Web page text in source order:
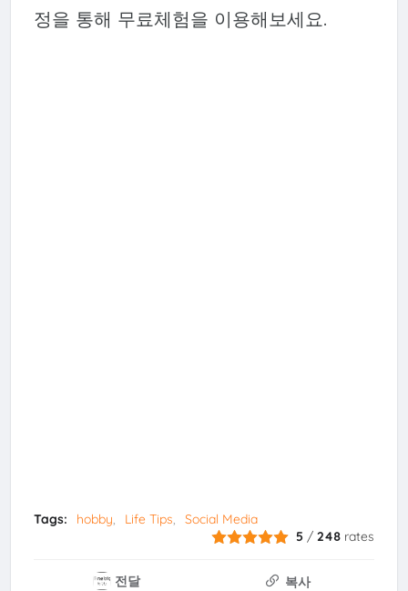
정을 통해 무료체험을 이용해보세요.
Tags: hobby Life Tips
Social Media
5 /248 rates
전달
복사